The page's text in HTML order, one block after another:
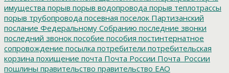
имущества порыв порыв водопровода порыв теплотрассы
порыв трубопровода посевная поселок Партизанский
послание Федеральному Собранию последние звонки
последний звонок пособие пособия постинтернатное
сопровождение посылка потребители потребительская
корзина похищение почта Почта России Почта_России
пошлины правительство правительство ЕАО